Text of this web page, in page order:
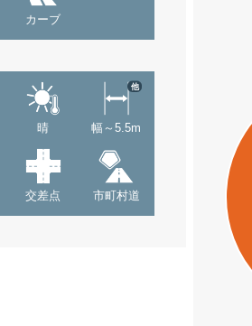
カーブ
晴 幅～5.5m
他
交差点 市町村道